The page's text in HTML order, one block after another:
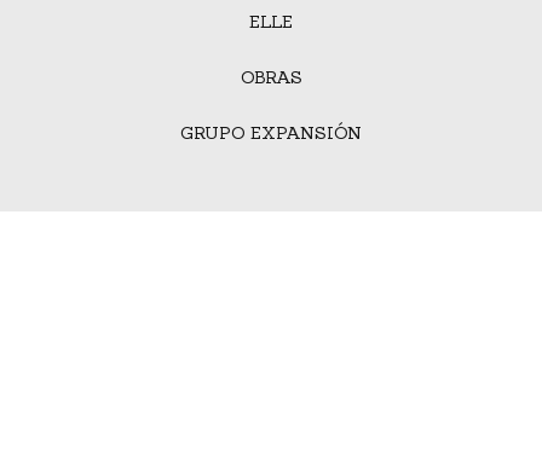
ELLE
OBRAS
GRUPO EXPANSIÓN